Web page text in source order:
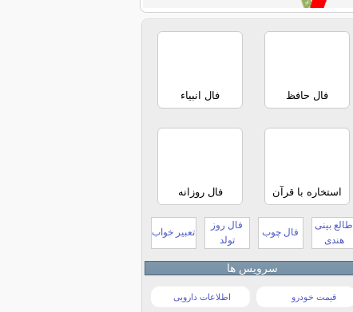
فال حافظ فال انبیاء
استخاره با قرآن فال روزانه
طالع بینی
هندی
فال چوب
فال روز
تولد
تعبیر خواب
سرویس ها
قیمت خودرو اطلاعات دارویی